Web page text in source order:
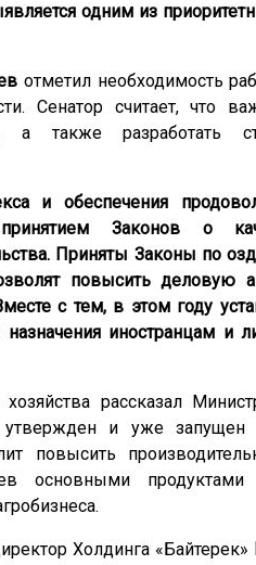
является одним из
отметил необходимость
Сенатор считает, что
а также разработать
и обеспечения
Законов о
Приняты Законы по
повысить деловую
с тем, в этом году
иностранцам и
рассказал
и уже запущен
повысить
основными продуктами
Холдинга «Байтерек»